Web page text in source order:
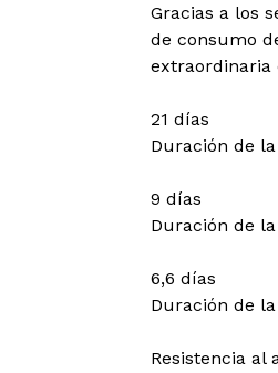
Gracias a los
de consumo
extraordinaria
21 días
Duración de
9 días
Duración de
6,6 días
Duración de
Resistencia al